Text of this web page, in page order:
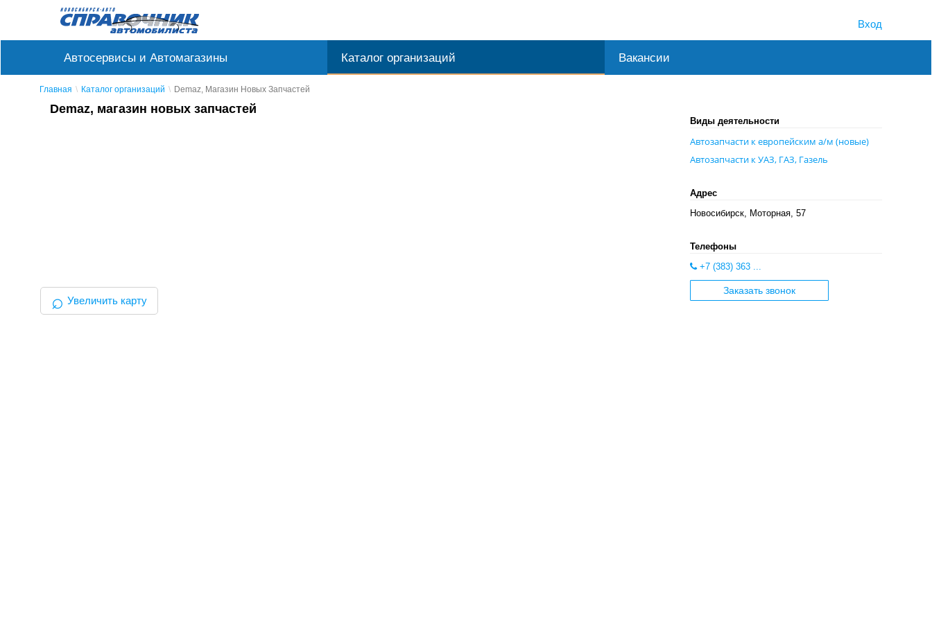
Вход
Автосервисы и Автомагазины Каталог организаций Вакансии
Главная Каталог организаций Demaz, Магазин Новых Запчастей
Demaz, магазин новых запчастей
⌕ Увеличить карту
Виды деятельности
Автозапчасти к европейским а/м (новые)
Автозапчасти к УАЗ, ГАЗ, Газель
Адрес
Новосибирск, Моторная, 57
Телефоны
+7 (383) 363 ...
Заказать звонок